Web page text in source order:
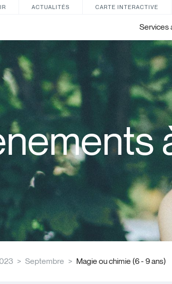
ACTUALITÉS CARTE INTERACTIVE
Services
Septembre Magie ou chimie (6 - 9 ans)